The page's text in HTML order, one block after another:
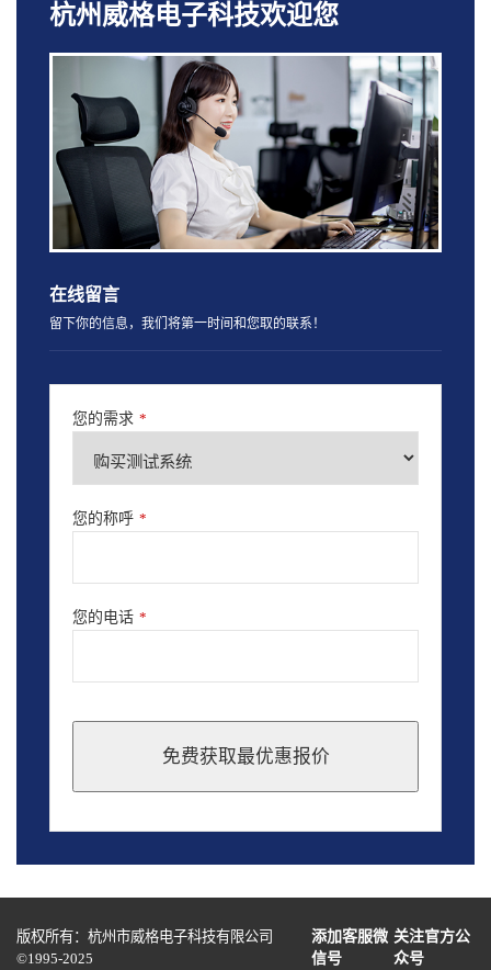
杭州威格电子科技欢迎您
在线留言
留下你的信息，我们将第一时间和您取的联系！
您的需求 *
您的称呼 *
您的电话 *
免费获取最优惠报价
should
blank
版权所有：杭州市威格电子科技有限公司
©1995-2025
添加客服微
信号
关注官方公
众号